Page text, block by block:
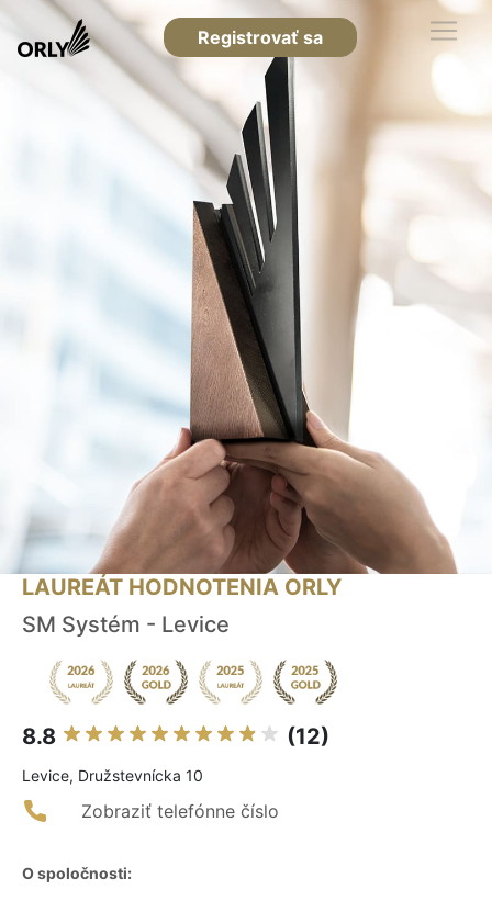
Registrovať sa
LAUREÁT HODNOTENIA ORLY
SM Systém - Levice
8.8 (12)
Levice, Družstevnícka 10
Zobraziť telefónne číslo
O spoločnosti: